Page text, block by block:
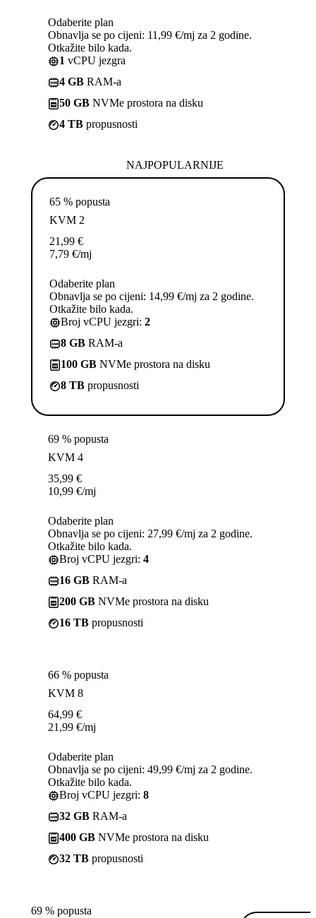
Odaberite plan
Obnavlja se po cijeni: 11,99 €/mj za 2 godine.
Otkažite bilo kada.
1 vCPU jezgra
4 GB RAM-a
50 GB NVMe prostora na disku
4 TB propusnosti
NAJPOPULARNIJE
65 % popusta
KVM 2
21,99 €
7,79 €/mj
Odaberite plan
Obnavlja se po cijeni: 14,99 €/mj za 2 godine.
Otkažite bilo kada.
Broj vCPU jezgri: 2
8 GB RAM-a
100 GB NVMe prostora na disku
8 TB propusnosti
69 % popusta
KVM 4
35,99 €
10,99 €/mj
Odaberite plan
Obnavlja se po cijeni: 27,99 €/mj za 2 godine.
Otkažite bilo kada.
Broj vCPU jezgri: 4
16 GB RAM-a
200 GB NVMe prostora na disku
16 TB propusnosti
66 % popusta
KVM 8
64,99 €
21,99 €/mj
Odaberite plan
Obnavlja se po cijeni: 49,99 €/mj za 2 godine.
Otkažite bilo kada.
Broj vCPU jezgri: 8
32 GB RAM-a
400 GB NVMe prostora na disku
32 TB propusnosti
69 % popusta